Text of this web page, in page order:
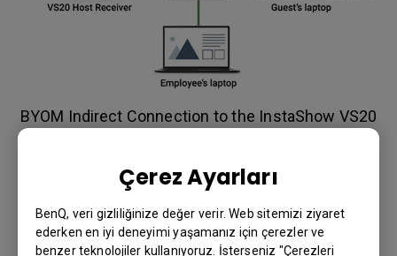
Çerez Ayarları
BenQ, veri gizliliğinize değer verir. Web sitemizi ziyaret
ederken en iyi deneyimi yaşamanız için çerezler ve
benzer teknolojiler kullanıyoruz. İsterseniz "Çerezleri
BYOM Indirect Connection to the InstaShow VS20
Aşama 2: WPA2-Enterprise SSID'yi
etkinleştirin
İkinci koruyucu BYOM aşaması, konuk SSID'leri için
kurulumla WPA2-Enterprise'ı etkinleştiriyor. Bununla,